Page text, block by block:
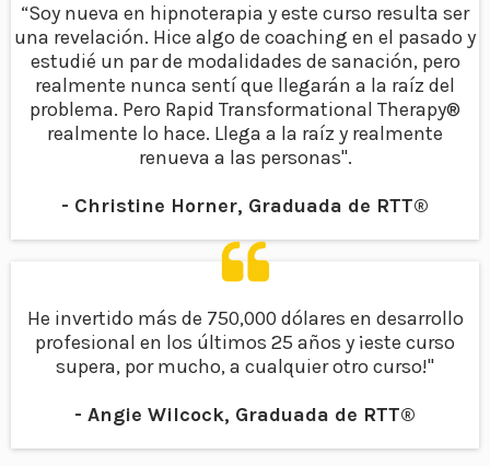
“Soy nueva en hipnoterapia y este curso resulta ser
una revelación. Hice algo de coaching en el pasado y
estudié un par de modalidades de sanación, pero
realmente nunca sentí que llegarán a la raíz del
problema. Pero Rapid Transformational Therapy®
realmente lo hace. Llega a la raíz y realmente
renueva a las personas".
- Christine Horner, Graduada de RTT®
He invertido más de 750,000 dólares en desarrollo
profesional en los últimos 25 años y ¡este curso
supera, por mucho, a cualquier otro curso!"
- Angie Wilcock, Graduada de RTT®